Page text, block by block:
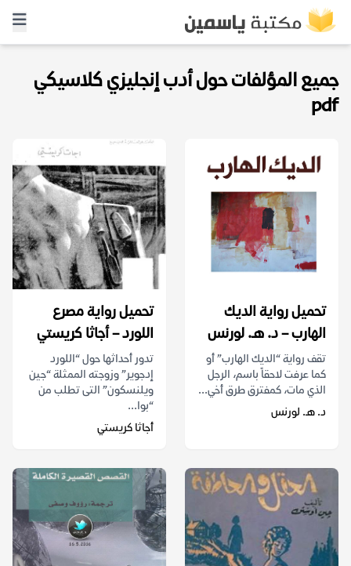
جميع المؤلفات حول أدب إنجليزي كلاسيكي
pdf
تحميل رواية الديك
الهارب – د. هـ. لورنس
تقف رواية “الديك الهارب” أو
كما عرفت لاحقاً باسم، الرجل
الذي مات، كمفترق طرق أخي...
د. هـ. لورنس
تحميل رواية مصرع
اللورد – أجاثا كريستي
تدور أحداثها حول “اللورد
إدجوير” وزوجته الممثلة “جين
ويلنسكون” التى تطلب من
“بوا...
أجاثا كريستي